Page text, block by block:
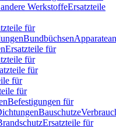
WerkstoffeErsatzteile
für
Bundbüchsen
Ersatzteile für
für
für
für
für
Befestigungen für
Bauschutze
Ersatzteile für